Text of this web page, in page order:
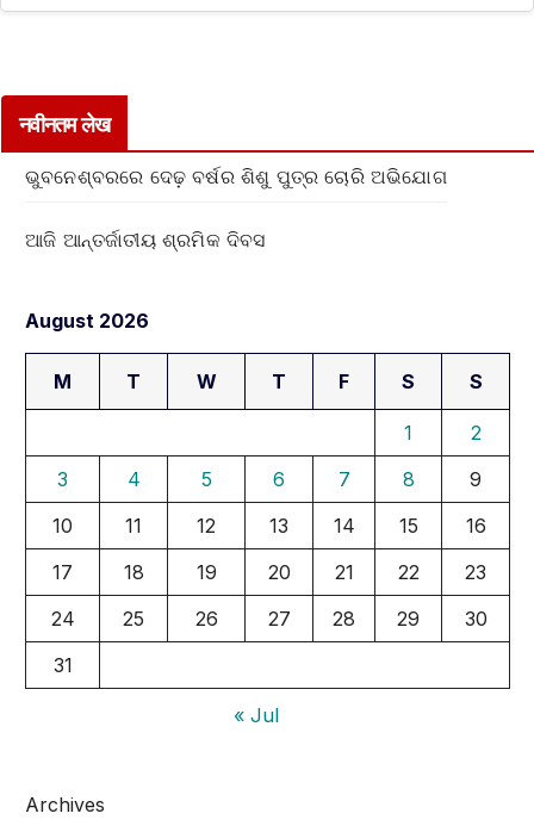
नवीनतम लेख
ଭୁବନେଶ୍ବରରେ ଦେଢ଼ ବର୍ଷର ଶିଶୁ ପୁତ୍ର ଚୋରି ଅଭିଯୋଗ
ଆଜି ଆନ୍ତର୍ଜାତୀୟ ଶ୍ରମିକ ଦିବସ
August 2026
M T W T F S S
1
2
3
4 5 6 7 8
9
10
11 12 13 14 15
16
17
18 19 20 21 22
23
24
25 26 27 28 29
30
31
« Jul
Archives